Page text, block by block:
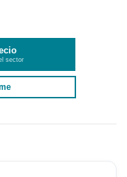
sector